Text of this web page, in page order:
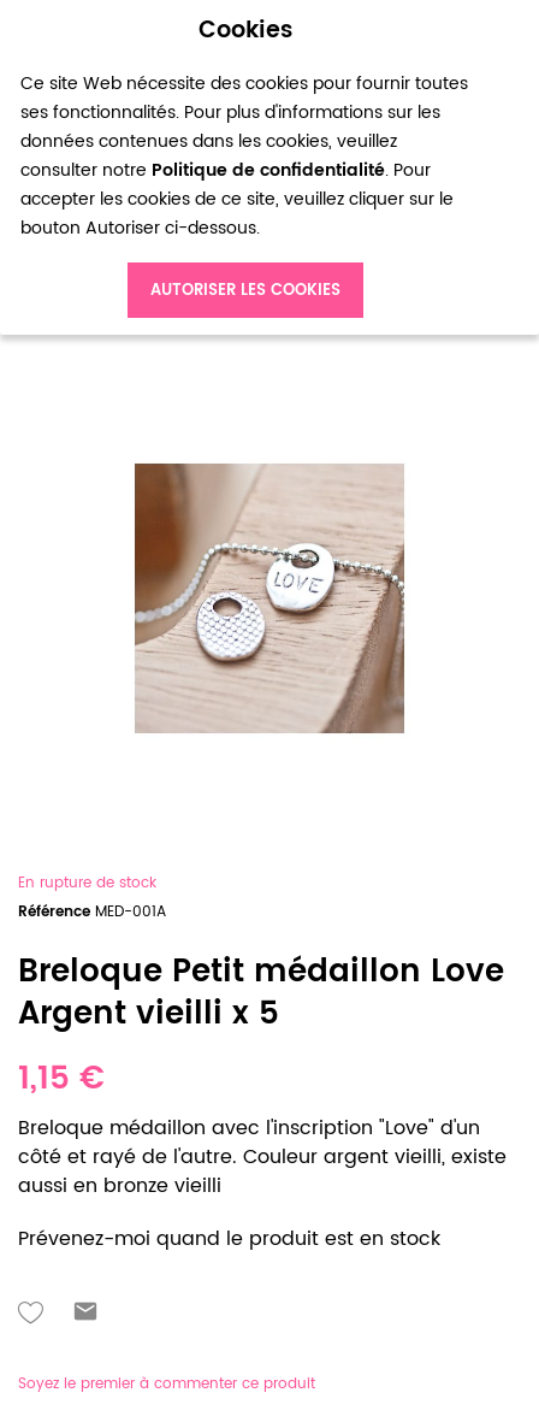
Cookies
Ce site Web nécessite des cookies pour fournir toutes
ses fonctionnalités. Pour plus d'informations sur les
données contenues dans les cookies, veuillez
consulter notre Politique de confidentialité. Pour
accepter les cookies de ce site, veuillez cliquer sur le
bouton Autoriser ci-dessous.
AUTORISER LES COOKIES
0
Breloque Petit médaillon Love Argent vieilli x 5
En rupture de stock
Référence MED-001A
Breloque Petit médaillon Love
Argent vieilli x 5
1,15 €
Breloque médaillon avec l'inscription "Love" d'un
côté et rayé de l'autre. Couleur argent vieilli, existe
aussi en bronze vieilli
Prévenez-moi quand le produit est en stock
Soyez le premier à commenter ce produit